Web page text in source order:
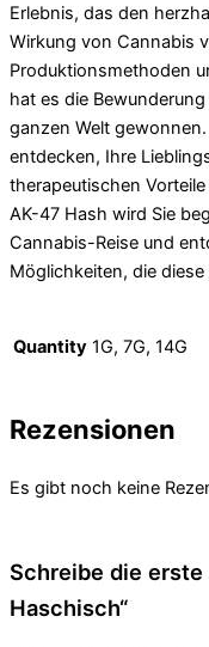
Erlebnis, das den
Wirkung von Cannabis
Produktionsmethoden
hat es die
ganzen Welt
entdecken, Ihre
therapeutischen
AK-47 Hash wird Sie
Cannabis-Reise und
Möglichkeiten, die
Quantity 1G, 7G, 14G
Rezensionen
Es gibt noch keine
Schreibe die erste
Haschisch“